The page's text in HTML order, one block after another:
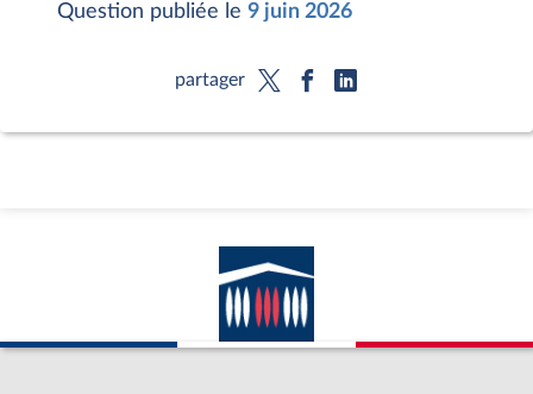
Question publiée le 9 juin 2026
partager